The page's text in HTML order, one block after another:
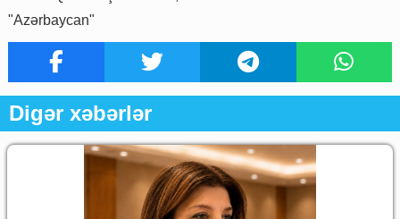
"Azərbaycan"
Digər xəbərlər